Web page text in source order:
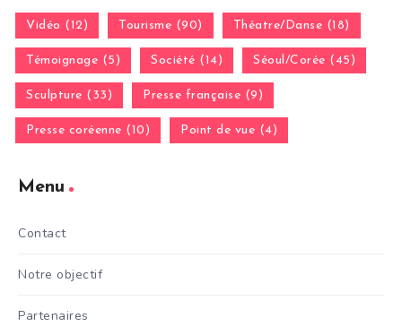
Vidéo (12) Tourisme (90) Théatre/Danse (18)
Témoignage (5) Société (14) Séoul/Corée (45)
Sculpture (33) Presse française (9)
Presse coréenne (10) Point de vue (4)
Menu
Contact
Notre objectif
Partenaires